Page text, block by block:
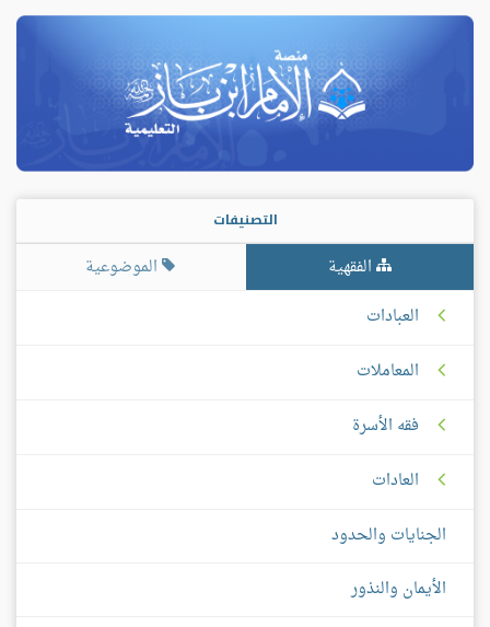
التصنيفات
الفقهية
الموضوعية
العبادات
المعاملات
فقه الأسرة
العادات
الجنايات والحدود
الأيمان والنذور